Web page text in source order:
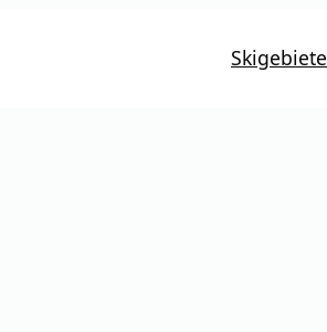
Skigebiete